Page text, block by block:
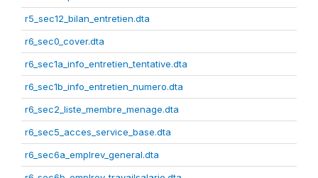
r5_sec12_bilan_entretien.dta
r6_sec0_cover.dta
r6_sec1a_info_entretien_tentative.dta
r6_sec1b_info_entretien_numero.dta
r6_sec2_liste_membre_menage.dta
r6_sec5_acces_service_base.dta
r6_sec6a_emplrev_general.dta